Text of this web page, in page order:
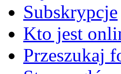
Subskrypcje
Kto jest
Przeszukaj